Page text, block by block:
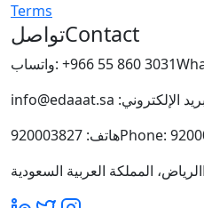
Terms
تواصلContact
واتساب: +966 55 860 3031
الإلكتروني: info@edaaat.sa
هاتف: 920003827Phone:
الرياض، المملكة العربية السعودية